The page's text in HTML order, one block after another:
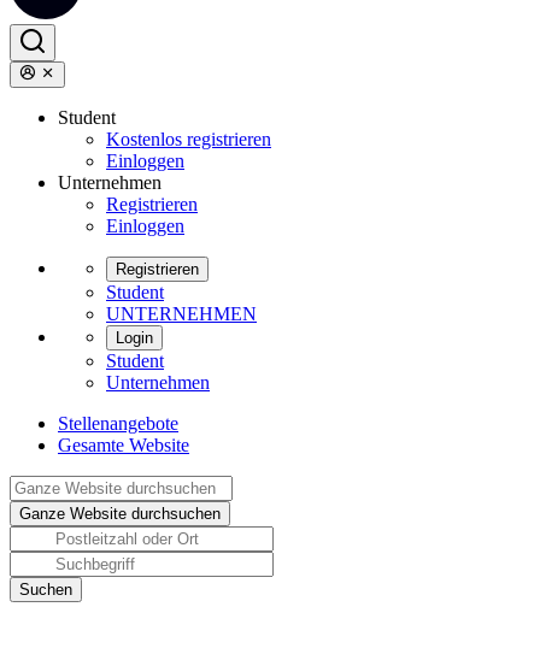
Student
Kostenlos registrieren
Einloggen
Unternehmen
Registrieren
Einloggen
Registrieren
Student
UNTERNEHMEN
Login
Student
Unternehmen
Stellenangebote
Gesamte Website